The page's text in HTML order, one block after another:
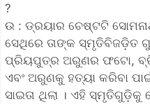
?
ଉ : ଡ୍ରୟାର ଚେଷ୍ଟଟି
ସେଥିରେ ତାଙ୍କ ସ୍ମୃତିବିଜଡ଼ିତ
ପ୍ରିୟପୁତ୍ର ଅରୁଣର ଫଟୋ,
ଏବଂ ଅରୁଣକୁ ହତ୍ୟା କରିବା
ସାଇତା ଥିଲା । ଏହି